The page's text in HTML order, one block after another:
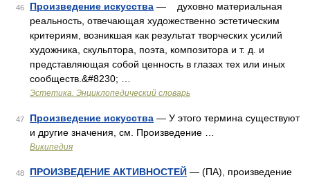
46 Произведение искусства — духовно материальная
реальность, отвечающая художественно эстетическим
критериям, возникшая как результат творческих усилий
художника, скульптора, поэта, композитора и т. д. и
представляющая собой ценность в глазах тех или иных
сообществ.&#8230; …
Эстетика. Энциклопедический словарь
47 Произведение искусства — У этого термина существуют
и другие значения, см. Произведение …
Википедия
48 ПРОИЗВЕДЕНИЕ АКТИВНОСТЕЙ — (ПА), произведение